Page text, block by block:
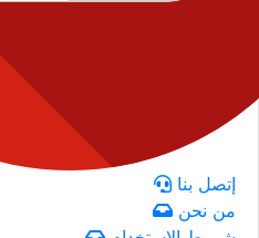
إتصل بنا
من نحن